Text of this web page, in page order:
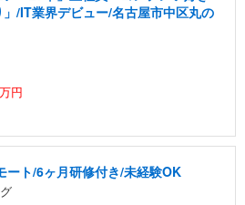
/IT業界デビュー/名古屋市中区丸の
円
ート/6ヶ月研修付き/未経験OK